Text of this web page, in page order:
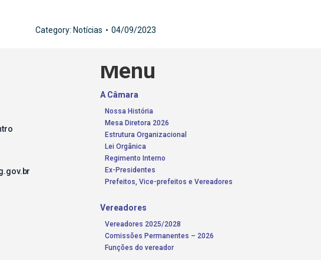
Category: Notícias 04/09/2023
Menu
A Câmara
Nossa História
Mesa Diretora 2026
Estrutura Organizacional
Lei Orgânica
Regimento Interno
Ex-Presidentes
Prefeitos, Vice-prefeitos e Vereadores
Vereadores
Vereadores 2025/2028
Comissões Permanentes – 2026
Funções do vereador